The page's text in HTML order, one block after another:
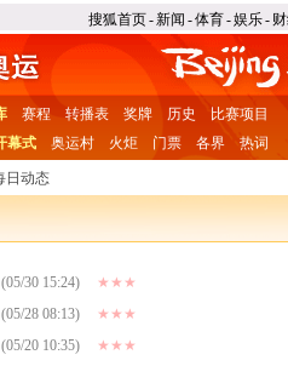
搜狐首页-新闻 -体育-娱乐-
赛程 转播表 奖牌 历史
比赛项目
幕式
奥运村 火炬 门票 各界 热词
日动态
(05/30 15:24) ★★★
(05/28 08:13) ★★★
(05/20 10:35) ★★★